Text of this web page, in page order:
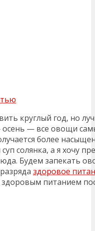
круглый год, но
— все овощи
более
солянка, а я хочу
Будем запекать
здоровое
питанием